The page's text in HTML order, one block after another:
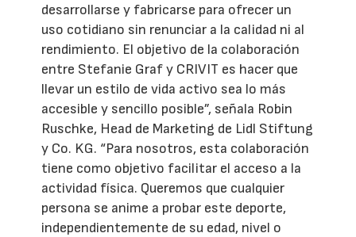
desarrollarse y fabricarse para ofrecer un
uso cotidiano sin renunciar a la calidad ni al
rendimiento. El objetivo de la colaboración
entre Stefanie Graf y CRIVIT es hacer que
llevar un estilo de vida activo sea lo más
accesible y sencillo posible”, señala Robin
Ruschke, Head de Marketing de Lidl Stiftung
y Co. KG. “Para nosotros, esta colaboración
tiene como objetivo facilitar el acceso a la
actividad física. Queremos que cualquier
persona se anime a probar este deporte,
independientemente de su edad, nivel o